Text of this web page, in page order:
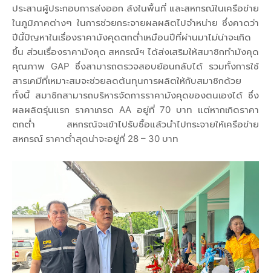
ประสานผู้ประกอบการส่งออก ล้งในพื้นที่ และสหกรณ์ในเครือข่าย
ในภูมิภาคต่างๆ ในการช่วยกระจายผลผลิตไปจำหน่าย ซึ่งคาดว่า
ปีนี้ปัญหาในเรื่องราคามังคุดตกต่ำเหมือนปีที่ผ่านมาไม่น่าจะเกิด
ขึ้น ส่วนเรื่องราคามังคุด สหกรณ์ฯ ได้ส่งเสริมให้สมาชิกทำมังคุด
คุณภาพ GAP ซึ่งสามารถตรวจสอบย้อนกลับได้ รวมทั้งการใช้
สารเคมีที่เหมาะสมจะช่วยลดต้นทุนการผลิตให้กับสมาชิกด้วย
ทั้งนี้ สมาชิกสามารถบริหารจัดการราคามังคุดของตนเองได้ ซึ่ง
ผลผลิตรุ่นแรก ราคาเกรด AA อยู่ที่ 70 บาท แต่หากเกิดราคา
ตกต่ำ สหกรณ์จะเข้าไปรับซื้อแล้วนำไปกระจายให้เครือข่าย
สหกรณ์ ราคาต่ำสุดน่าจะอยู่ที่ 28 – 30 บาท